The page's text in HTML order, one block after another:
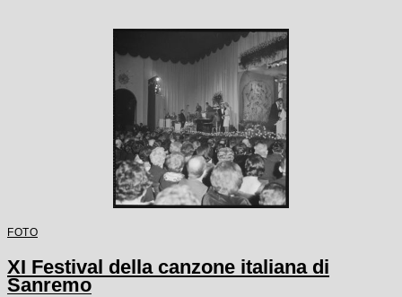
FOTO
XI Festival della canzone italiana di
Sanremo